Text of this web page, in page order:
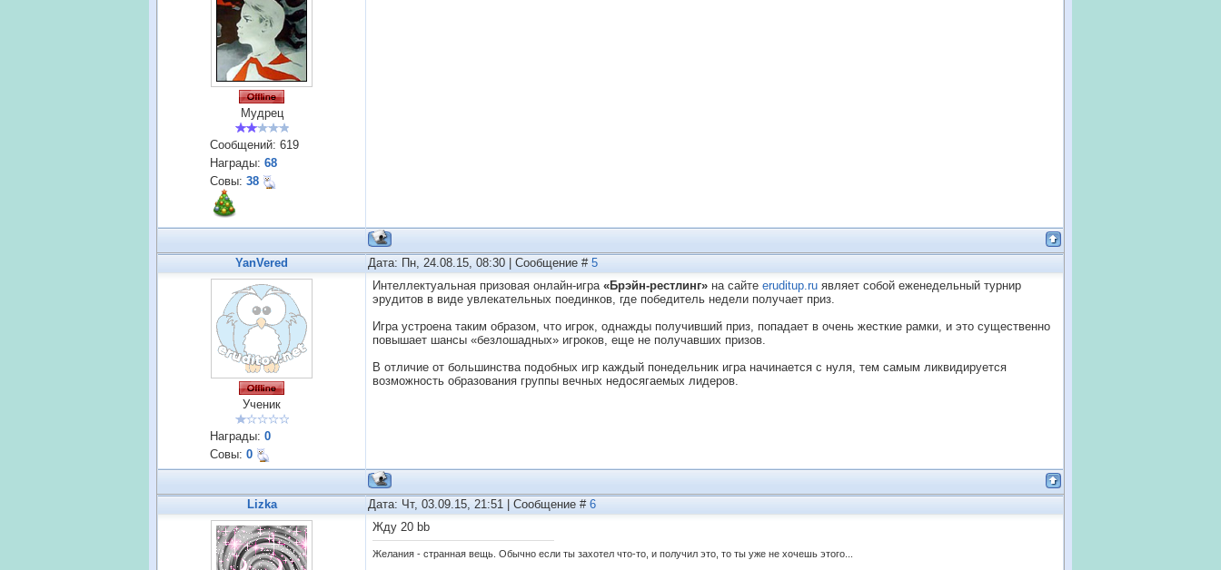
Мудрец
Сообщений: 619
Награды: 68
Совы: 38
YanVered Дата: Пн, 24.08.15, 08:30 | Сообщение # 5
Ученик
Награды: 0
Совы: 0
Интеллектуальная призовая онлайн-игра «Брэйн-рестлинг» на сайте eruditup.ru являет собой еженедельный турнир
эрудитов в виде увлекательных поединков, где победитель недели получает приз.
Игра устроена таким образом, что игрок, однажды получивший приз, попадает в очень жесткие рамки, и это существенно
повышает шансы «безлошадных» игроков, еще не получавших призов.
В отличие от большинства подобных игр каждый понедельник игра начинается с нуля, тем самым ликвидируется
возможность образования группы вечных недосягаемых лидеров.
Lizka Дата: Чт, 03.09.15, 21:51 | Сообщение # 6
Жду 20 bb
Желания - странная вещь. Обычно если ты захотел что-то, и получил это, то ты уже не хочешь этого...